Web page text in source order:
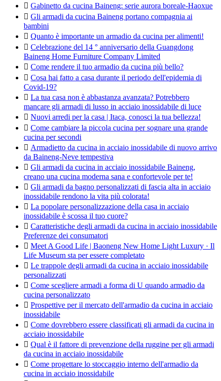
 Gabinetto da cucina Baineng: serie aurora boreale-Haoxue
 Gli armadi da cucina Baineng portano compagnia ai
bambini
 Quanto è importante un armadio da cucina per alimenti!
 Celebrazione del 14 ° anniversario della Guangdong
Baineng Home Furniture Company Limited
 Come rendere il tuo armadio da cucina più bello?
 Cosa hai fatto a casa durante il periodo dell'epidemia di
Covid-19?
 La tua casa non è abbastanza avanzata? Potrebbero
mancare gli armadi di lusso in acciaio inossidabile di luce
 Nuovi arredi per la casa | Itaca, conosci la tua bellezza!
 Come cambiare la piccola cucina per sognare una grande
cucina per secondi
 Armadietto da cucina in acciaio inossidabile di nuovo arrivo
da Baineng-Neve tempestiva
 Gli armadi da cucina in acciaio inossidabile Baineng,
creano una cucina moderna sana e confortevole per te!
 Gli armadi da bagno personalizzati di fascia alta in acciaio
inossidabile rendono la vita più colorata!
 La popolare personalizzazione della casa in acciaio
inossidabile è scossa il tuo cuore?
 Caratteristiche degli armadi da cucina in acciaio inossidabile
Preferenze dei consumatori
 Meet A Good Life | Baoneng New Home Light Luxury · Il
Life Museum sta per essere completato
 Le trappole degli armadi da cucina in acciaio inossidabile
personalizzati
 Come scegliere armadi a forma di U quando armadio da
cucina personalizzato
 Prospettive per il mercato dell'armadio da cucina in acciaio
inossidabile
 Come dovrebbero essere classificati gli armadi da cucina in
acciaio inossidabile
 Qual è il fattore di prevenzione della ruggine per gli armadi
da cucina in acciaio inossidabile
 Come progettare lo stoccaggio interno dell'armadio da
cucina in acciaio inossidabile